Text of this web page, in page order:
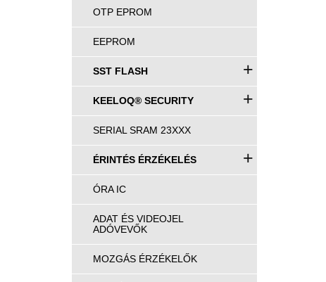
OTP EPROM
EEPROM
SST FLASH +
KEELOQ® SECURITY +
SERIAL SRAM 23XXX
ÉRINTÉS ÉRZÉKELÉS +
ÓRA IC
ADAT ÉS VIDEOJEL
ADÓVEVŐK
MOZGÁS ÉRZÉKELŐK